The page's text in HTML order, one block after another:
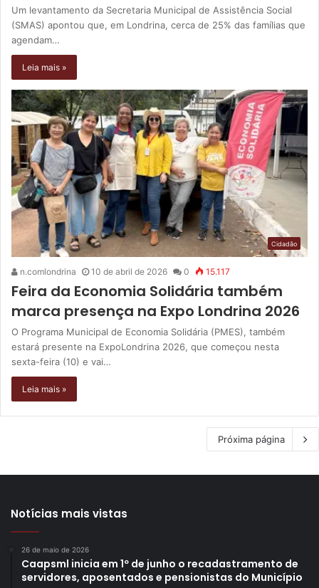
Um levantamento da Secretaria Municipal de Assistência Social
(SMAS) apontou que, em Londrina, cerca de 25% das famílias que
agendam…
Leia mais »
Cidadão
n.comlondrina 10 de abril de 2026 0 15.117
Feira da Economia Solidária também
marca presença na Expo Londrina 2026
O Programa Municipal de Economia Solidária (PMES), também
estará presente na ExpoLondrina 2026, que começou nesta
sexta-feira (10) e vai…
Leia mais »
Próxima página
Notícias mais vistas
26 de maio de 2026
Caapsml inicia em 1º de junho o recadastramento de
servidores, aposentados e pensionistas do Município